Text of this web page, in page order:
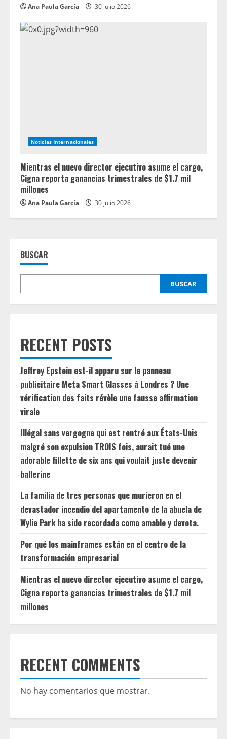
Ana Paula García 30 julio 2026
Noticias Internacionales
Mientras el nuevo director ejecutivo asume el cargo,
Cigna reporta ganancias trimestrales de $1.7 mil
millones
Ana Paula García 30 julio 2026
BUSCAR
BUSCAR
RECENT POSTS
Jeffrey Epstein est-il apparu sur le panneau
publicitaire Meta Smart Glasses à Londres ? Une
vérification des faits révèle une fausse affirmation
virale
Illégal sans vergogne qui est rentré aux États-Unis
malgré son expulsion TROIS fois, aurait tué une
adorable fillette de six ans qui voulait juste devenir
ballerine
La familia de tres personas que murieron en el
devastador incendio del apartamento de la abuela de
Wylie Park ha sido recordada como amable y devota.
Por qué los mainframes están en el centro de la
transformación empresarial
Mientras el nuevo director ejecutivo asume el cargo,
Cigna reporta ganancias trimestrales de $1.7 mil
millones
RECENT COMMENTS
No hay comentarios que mostrar.